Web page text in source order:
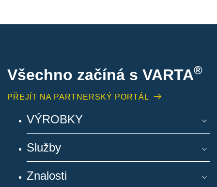
Všechno začíná s VARTA®
PŘEJÍT NA PARTNERSKÝ PORTÁL
VÝROBKY
Služby
Znalosti